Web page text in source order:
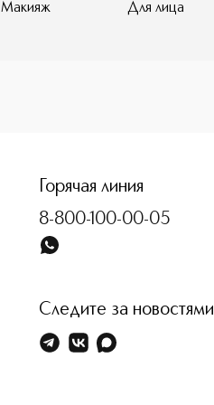
Макияж Для лица
Горячая линия
8-800-100-00-05
Следите за новостями